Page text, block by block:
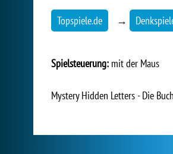
Topspiele.de →
Spielsteuerung: mit der Maus
Mystery Hidden Letters - Die